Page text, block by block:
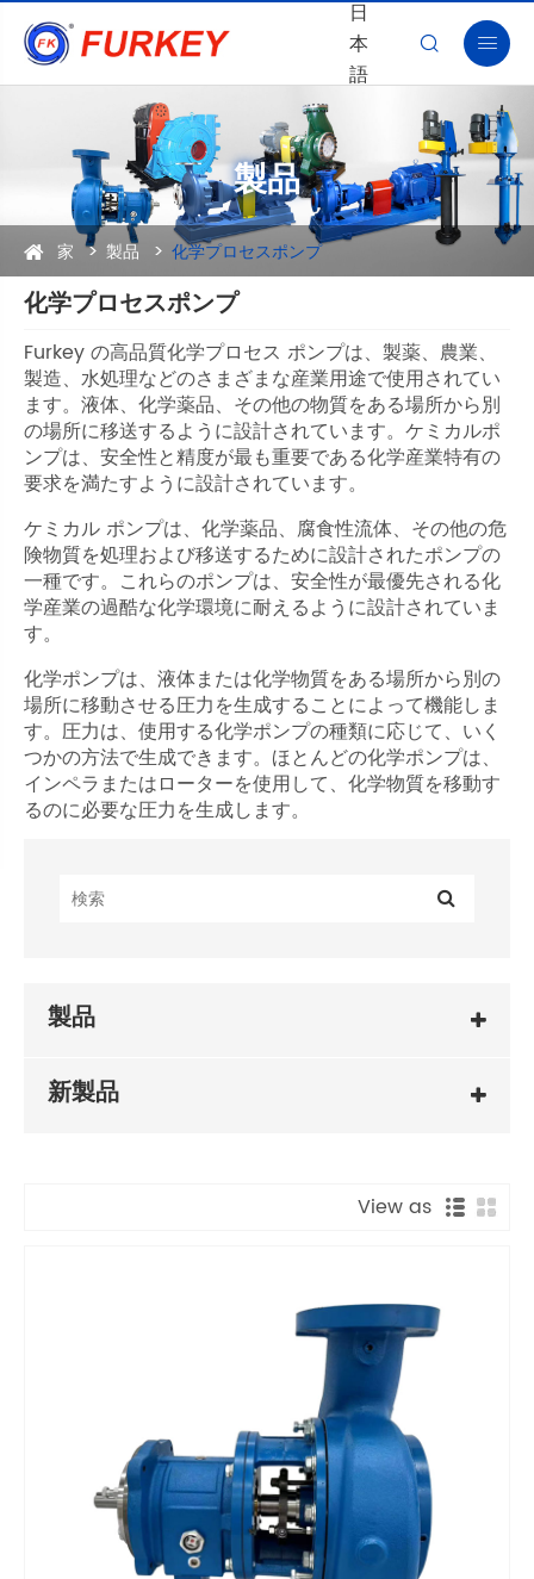
日
本
語
 
製品
家 製品 化学プロセスポンプ
化学プロセスポンプ
Furkey の高品質化学プロセス ポンプは、製薬、農業、
製造、水処理などのさまざまな産業用途で使用されてい
ます。液体、化学薬品、その他の物質をある場所から別
の場所に移送するように設計されています。ケミカルポ
ンプは、安全性と精度が最も重要である化学産業特有の
要求を満たすように設計されています。
ケミカル ポンプは、化学薬品、腐食性流体、その他の危
険物質を処理および移送するために設計されたポンプの
一種です。これらのポンプは、安全性が最優先される化
学産業の過酷な化学環境に耐えるように設計されていま
す。
化学ポンプは、液体または化学物質をある場所から別の
場所に移動させる圧力を生成することによって機能しま
す。圧力は、使用する化学ポンプの種類に応じて、いく
つかの方法で生成できます。ほとんどの化学ポンプは、
インペラまたはローターを使用して、化学物質を移動す
るのに必要な圧力を生成します。
製品
新製品
View as